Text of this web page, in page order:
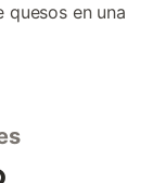
quesos en una